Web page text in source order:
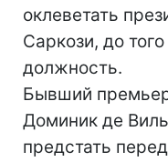
оклеветать
Саркози, до
должность.
Бывший
Доминик де
предстать